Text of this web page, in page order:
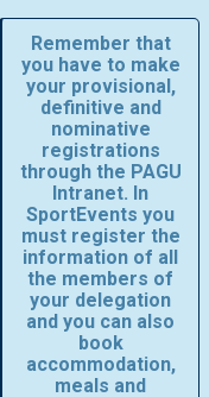
Remember that
you have to make
your provisional,
definitive and
nominative
registrations
through the PAGU
Intranet. In
SportEvents you
must register the
information of all
the members of
your delegation
and you can also
book
accommodation,
meals and